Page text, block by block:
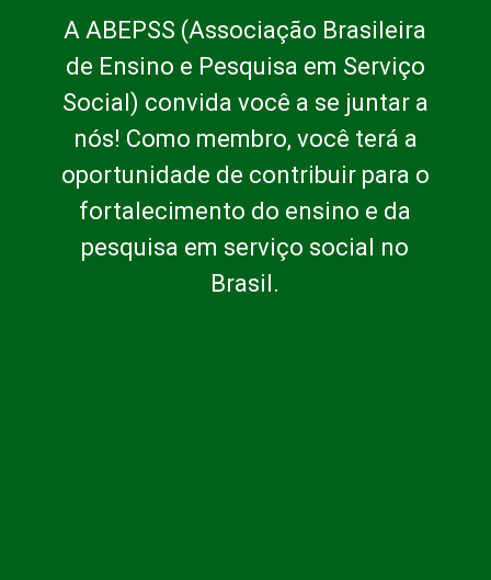
A ABEPSS (Associação Brasileira
de Ensino e Pesquisa em Serviço
Social) convida você a se juntar a
nós! Como membro, você terá a
oportunidade de contribuir para o
fortalecimento do ensino e da
pesquisa em serviço social no
Brasil.